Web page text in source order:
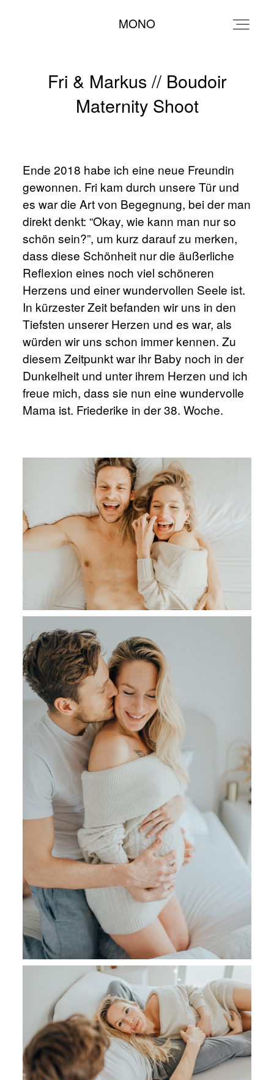
MONO
MONO
Leonie Cappello
Fri & Markus // Boudoir
Maternity Shoot
Ende 2018 habe ich eine neue Freundin
gewonnen. Fri kam durch unsere Tür und
es war die Art von Begegnung, bei der man
direkt denkt: “Okay, wie kann man nur so
schön sein?”, um kurz darauf zu merken,
dass diese Schönheit nur die äußerliche
Reflexion eines noch viel schöneren
Herzens und einer wundervollen Seele ist.
In kürzester Zeit befanden wir uns in den
Tiefsten unserer Herzen und es war, als
würden wir uns schon immer kennen. Zu
diesem Zeitpunkt war ihr Baby noch in der
Dunkelheit und unter ihrem Herzen und ich
freue mich, dass sie nun eine wundervolle
Mama ist. Friederike in der 38. Woche.